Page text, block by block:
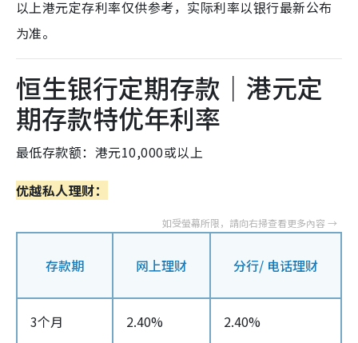
以上港元定存利率仅供参考，实际利率以银行最新公布
为准。
恒生银行定期存款｜港元定
期存款特优年利率
最低存款额：港元10,000或以上
优越私人理财：
存款期 网上理财 分行/ 电话理财
3个月 2.40% 2.40%